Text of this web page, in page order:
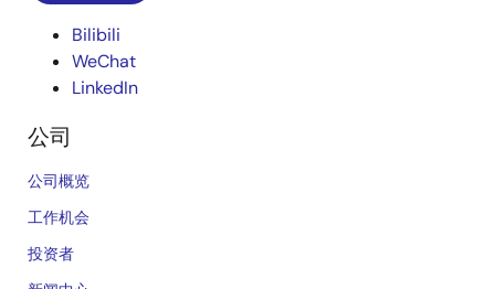
Bilibili
WeChat
LinkedIn
公司
公司概览
工作机会
投资者